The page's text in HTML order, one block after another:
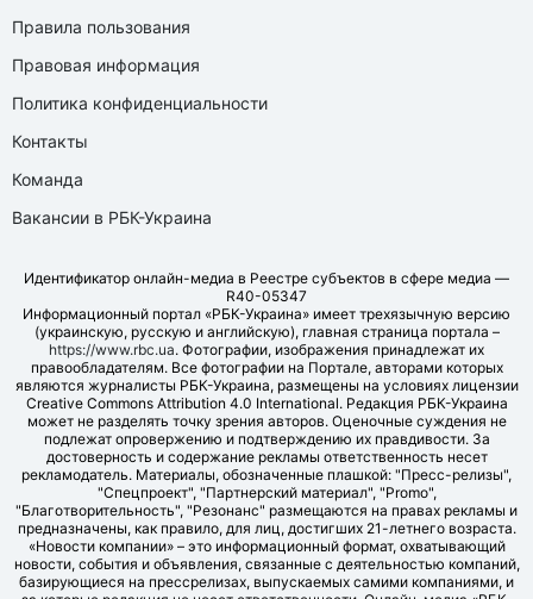
Правила пользования
Правовая информация
Политика конфиденциальности
Контакты
Команда
Вакансии в РБК-Украина
Идентификатор онлайн-медиа в Реестре субъектов в сфере медиа —
R40-05347
Информационный портал «РБК-Украина» имеет трехязычную версию
(украинскую, русскую и английскую), главная страница портала –
https://www.rbc.ua. Фотографии, изображения принадлежат их
правообладателям. Все фотографии на Портале, авторами которых
являются журналисты РБК-Украина, размещены на условиях лицензии
Creative Commons Attribution 4.0 International. Редакция РБК-Украина
может не разделять точку зрения авторов. Оценочные суждения не
подлежат опровержению и подтверждению их правдивости. За
достоверность и содержание рекламы ответственность несет
рекламодатель. Материалы, обозначенные плашкой: "Пресс-релизы",
"Спецпроект", "Партнерский материал", "Promo",
"Благотворительность", "Резонанс" размещаются на правах рекламы и
предназначены, как правило, для лиц, достигших 21-летнего возраста.
«Новости компании» – это информационный формат, охватывающий
новости, события и объявления, связанные с деятельностью компаний,
базирующиеся на прессрелизах, выпускаемых самими компаниями, и